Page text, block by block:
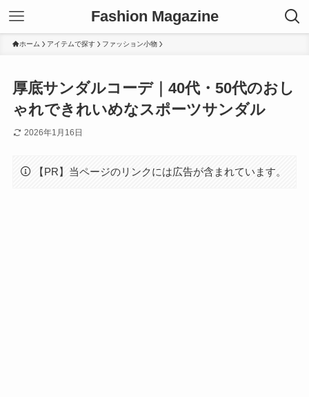
Fashion Magazine
ホーム アイテムで探す ファッション小物
厚底サンダルコーデ｜40代・50代のおし
ゃれできれいめなスポーツサンダル
2026年1月16日
【PR】当ページのリンクには広告が含まれています。